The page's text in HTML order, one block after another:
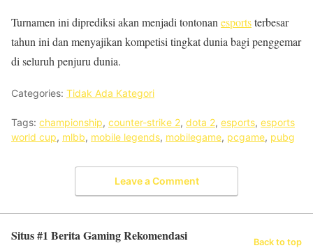
Turnamen ini diprediksi akan menjadi tontonan esportsterbesar
tahun ini dan menyajikan kompetisi tingkat dunia bagi penggemar
di seluruh penjuru dunia.
Categories: Tidak Ada Kategori
Tags: championship, counter-strike 2, dota 2, esports, esports
world cup, mlbb, mobile legends, mobilegame, pcgame, pubg
Leave a Comment
Situs #1 Berita Gaming Rekomendasi Back to top